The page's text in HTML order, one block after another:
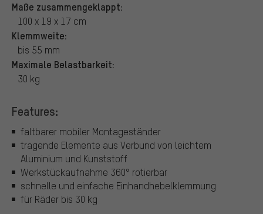
Maße zusammengeklappt:
100 x 19 x 17 cm
Klemmweite:
bis 55 mm
Maximale Belastbarkeit:
30 kg
Features:
faltbarer mobiler Montageständer
tragende Elemente aus Verbund von leichtem
Aluminium und Kunststoff
Werkstückaufnahme 360° rotierbar
schnelle und einfache Einhandhebelklemmung
für Räder bis 30 kg